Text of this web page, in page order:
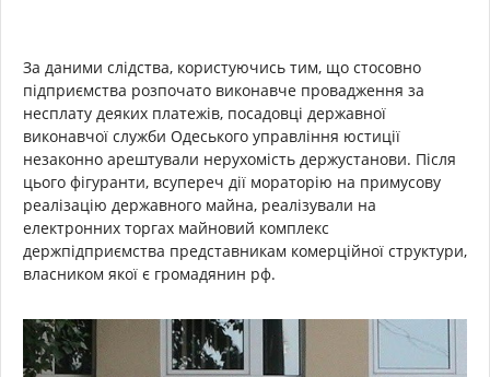
За даними слідства, користуючись тим, що стосовно
підприємства розпочато виконавче провадження за
несплату деяких платежів, посадовці державної
виконавчої служби Одеського управління юстиції
незаконно арештували нерухомість держустанови. Після
цього фігуранти, всупереч дії мораторію на примусову
реалізацію державного майна, реалізували на
електронних торгах майновий комплекс
держпідприємства представникам комерційної структури,
власником якої є громадянин рф.